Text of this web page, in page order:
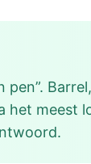
het meest